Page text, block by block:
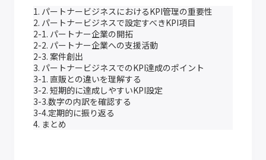
1. パートナービジネスにおけるKPI管理の重要性
2. パートナービジネスで設定すべきKPI項目
2-1. パートナー企業の開拓
2-2. パートナー企業への支援活動
2-3. 案件創出
3. パートナービジネスでのKPI達成のポイント
3-1. 直販との違いを理解する
3-2. 短期的に達成しやすいKPI設定
3-3.数字の内訳を確認する
3-4.定期的に振り返る
4. まとめ